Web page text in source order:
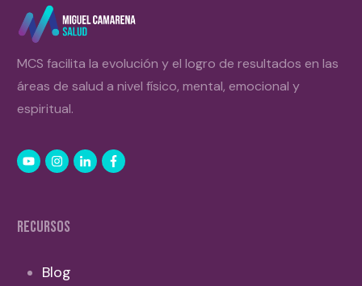
MCS facilita la evolución y el logro de resultados en las
áreas de salud a nivel físico, mental, emocional y
espiritual.
RECURSOS
Blog